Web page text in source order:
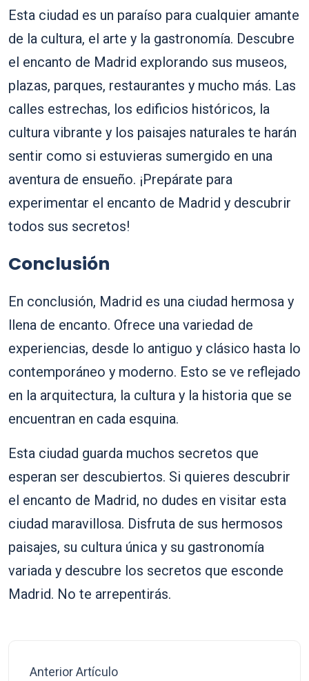
Esta ciudad es un paraíso para cualquier amante
de la cultura, el arte y la gastronomía. Descubre
el encanto de Madrid explorando sus museos,
plazas, parques, restaurantes y mucho más. Las
calles estrechas, los edificios históricos, la
cultura vibrante y los paisajes naturales te harán
sentir como si estuvieras sumergido en una
aventura de ensueño. ¡Prepárate para
experimentar el encanto de Madrid y descubrir
todos sus secretos!
Conclusión
En conclusión, Madrid es una ciudad hermosa y
llena de encanto. Ofrece una variedad de
experiencias, desde lo antiguo y clásico hasta lo
contemporáneo y moderno. Esto se ve reflejado
en la arquitectura, la cultura y la historia que se
encuentran en cada esquina.
Esta ciudad guarda muchos secretos que
esperan ser descubiertos. Si quieres descubrir
el encanto de Madrid, no dudes en visitar esta
ciudad maravillosa. Disfruta de sus hermosos
paisajes, su cultura única y su gastronomía
variada y descubre los secretos que esconde
Madrid. No te arrepentirás.
Anterior Artículo